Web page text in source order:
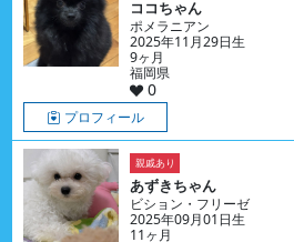
ココちゃん
ポメラニアン
2025年11月29日生
9ヶ月
福岡県
0
プロフィール
親戚あり
あずきちゃん
ビション・フリーゼ
2025年09月01日生
11ヶ月